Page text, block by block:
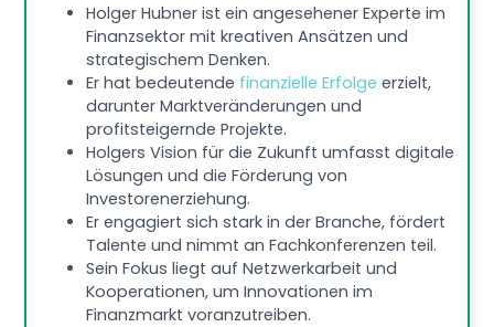
Holger Hubner ist ein angesehener Experte im
Finanzsektor mit kreativen Ansätzen und
strategischem Denken.
Er hat bedeutende finanzielle Erfolge erzielt,
darunter Marktveränderungen und
profitsteigernde Projekte.
Holgers Vision für die Zukunft umfasst digitale
Lösungen und die Förderung von
Investorenerziehung.
Er engagiert sich stark in der Branche, fördert
Talente und nimmt an Fachkonferenzen teil.
Sein Fokus liegt auf Netzwerkarbeit und
Kooperationen, um Innovationen im
Finanzmarkt voranzutreiben.